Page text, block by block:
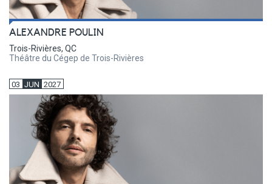
ALEXANDRE POULIN
Trois-Rivières, QC
Théâtre du Cégep de Trois-Rivières
03 JUN 2027